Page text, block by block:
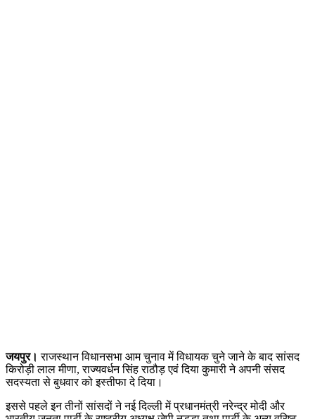
जयपुर। राजस्थान विधानसभा आम चुनाव में विधायक चुने जाने के बाद सांसद
किरोड़ी लाल मीणा, राज्यवर्धन सिंह राठौड़ एवं दिया कुमारी ने अपनी संसद
सदस्यता से बुधवार को इस्तीफा दे दिया।
इससे पहले इन तीनों सांसदों ने नई दिल्ली में प्रधानमंत्री नरेन्द्र मोदी और